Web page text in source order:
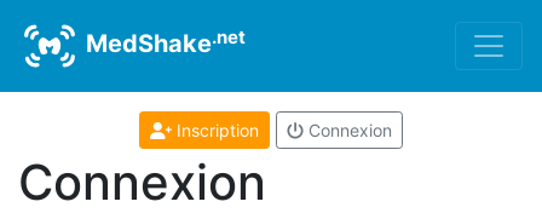
MedShake.net
Inscription Connexion
Connexion